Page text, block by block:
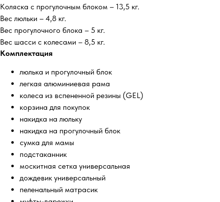
Коляска с прогулочным блоком – 13,5 кг.
Вес люльки – 4,8 кг.
Вес прогулочного блока – 5 кг.
Вес шасси с колесами – 8,5 кг.
Комплектация
люлька и прогулочный блок
легкая алюминиевая рама
колеса из вспененной резины (GEL)
корзина для покупок
накидка на люльку
накидка на прогулочный блок
сумка для мамы
подстаканник
москитная сетка универсальная
дождевик универсальный
пеленальный матрасик